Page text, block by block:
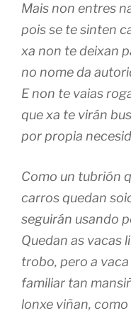
Mais non entres
pois se te sinten
xa non te deixan
no nome da
E non te vaias
que xa te virán
por propia
Como un tubrión
carros quedan
seguirán usando
Quedan as vacas
trobo, pero a
familiar tan
lonxe viñan,